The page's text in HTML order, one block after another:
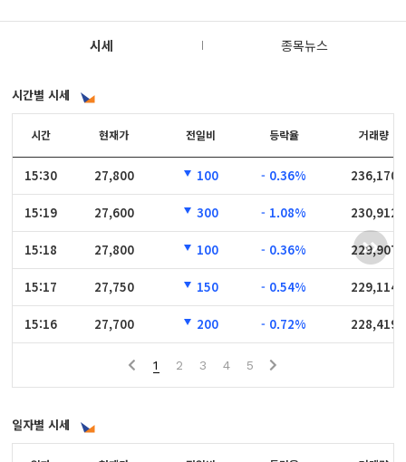
시세 종목뉴스
시간별 시세
시간
15:30
15:19
15:18
15:17
15:16
시간 현재가 전일비 등락율 거래량
15:30 27,800 100 - 0.36% 236,170
15:19 27,600 300 - 1.08% 230,912
15:18 27,800 100 - 0.36% 229,907
15:17 27,750 150 - 0.54% 229,114
15:16 27,700 200 - 0.72% 228,419
1 2 3 4 5
일자별 시세